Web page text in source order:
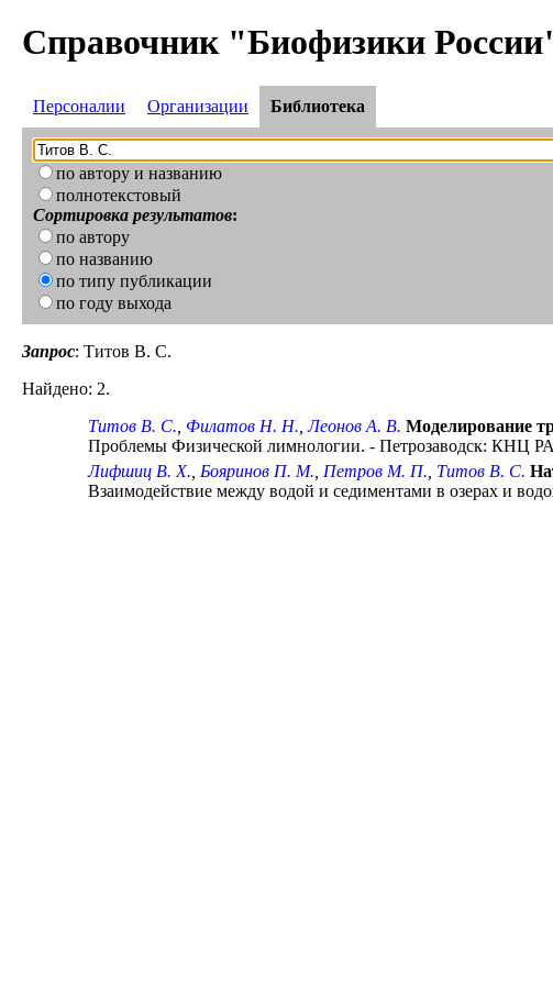
Справочник "Биофизики
Персоналии Организации Библиотека
по автору и названию
полнотекстовый
Сортировка результатов:
по автору
по названию
по типу публикации
по году выхода
Запрос: Титов В. С.
Найдено: 2.
Титов В. С., Филатов Н. Н.,Леонов А. В. Моделирование
Проблемы Физической лимнологии. - Петрозаводск: КНЦ
Лифшиц В. Х., Бояринов П. М., Петров М. П., Титов В. С.
Взаимодействие между водой и седиментами в озерах и